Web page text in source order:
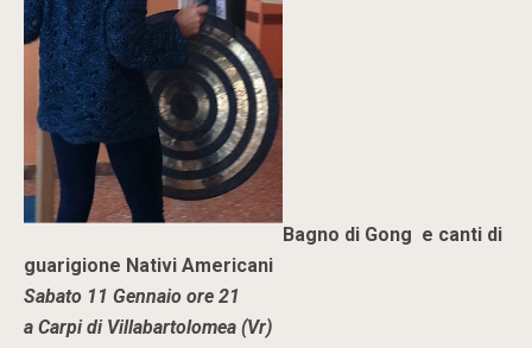
Bagno di Gong e canti di
guarigione Nativi Americani
Sabato 11 Gennaio ore 21
a Carpi di Villabartolomea (Vr)